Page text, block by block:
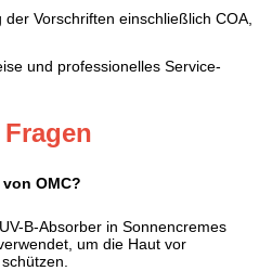
Vorschriften einschließlich COA,
und professionelles Service-
OMC?
B-Absorber in Sonnencremes
um die Haut vor